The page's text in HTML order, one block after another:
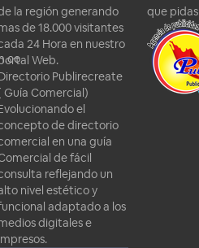
la región generando
de 18.000 visitantes
24 Hora en nuestro
Web.
Publirecreate
Guía Comercial)
el
de directorio
en una guía
de fácil
reflejando un
nivel estético y
adaptado a los
digitales e
que